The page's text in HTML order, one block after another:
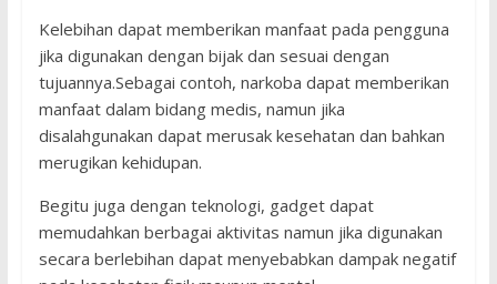
Kelebihan dapat memberikan manfaat pada pengguna
jika digunakan dengan bijak dan sesuai dengan
tujuannya.Sebagai contoh, narkoba dapat memberikan
manfaat dalam bidang medis, namun jika
disalahgunakan dapat merusak kesehatan dan bahkan
merugikan kehidupan.
Begitu juga dengan teknologi, gadget dapat
memudahkan berbagai aktivitas namun jika digunakan
secara berlebihan dapat menyebabkan dampak negatif